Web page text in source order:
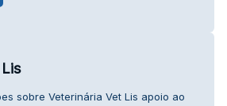
sobre Veterinária Vet Lis apoio ao